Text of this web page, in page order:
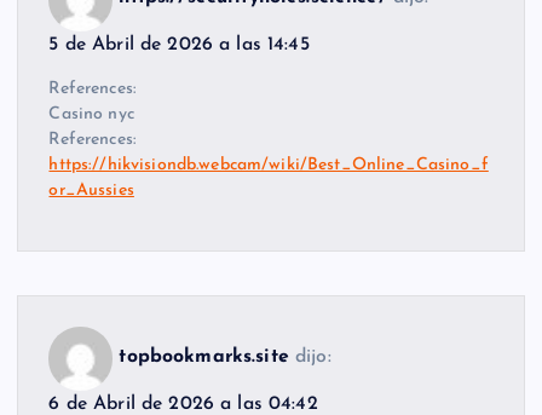
5 de Abril de 2026 a las 14:45
References:
Casino nyc
References:
https://hikvisiondb.webcam/wiki/Best_Online_Casino_f
or_Aussies
topbookmarks.site dijo:
6 de Abril de 2026 a las 04:42